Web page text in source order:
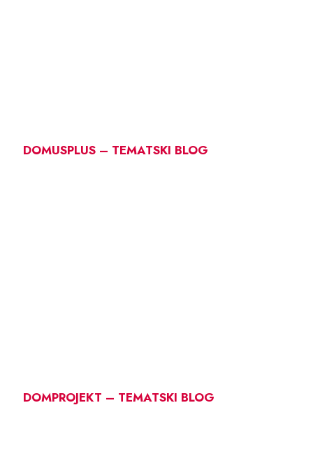
DOMUSPLUS – TEMATSKI BLOG
DOMPROJEKT – TEMATSKI BLOG